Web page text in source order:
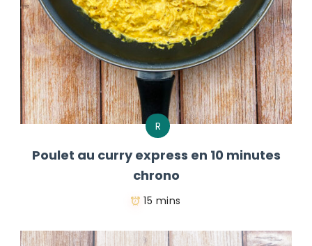
R
Poulet au curry express en 10 minutes
chrono
15 mins